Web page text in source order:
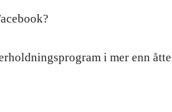
i mer enn